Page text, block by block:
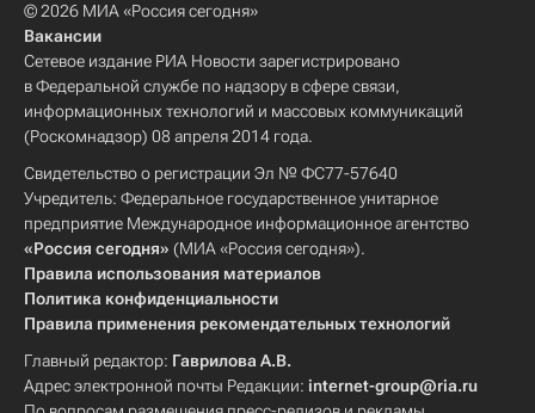
© 2026 МИА «Россия сегодня»
Вакансии
Сетевое издание РИА Новости зарегистрировано
в Федеральной службе по надзору в сфере связи,
информационных технологий и массовых коммуникаций
(Роскомнадзор) 08 апреля 2014 года.
Свидетельство о регистрации Эл № ФС77-57640
Учредитель: Федеральное государственное унитарное
предприятие Международное информационное агентство
«Россия сегодня» (МИА «Россия сегодня»).
Правила использования материалов
Политика конфиденциальности
Правила применения рекомендательных технологий
Главный редактор: Гаврилова А.В.
Адрес электронной почты Редакции: internet-group@ria.ru